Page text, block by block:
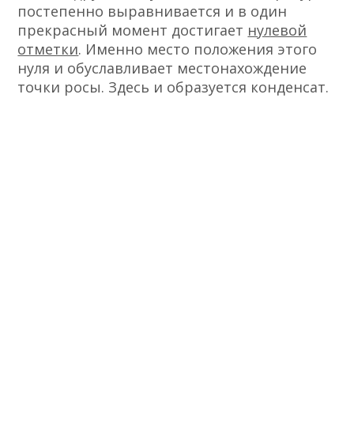
постепенно выравнивается и в один
прекрасный момент достигает нулевой
отметки. Именно место положения этого
нуля и обуславливает местонахождение
точки росы. Здесь и образуется конденсат.